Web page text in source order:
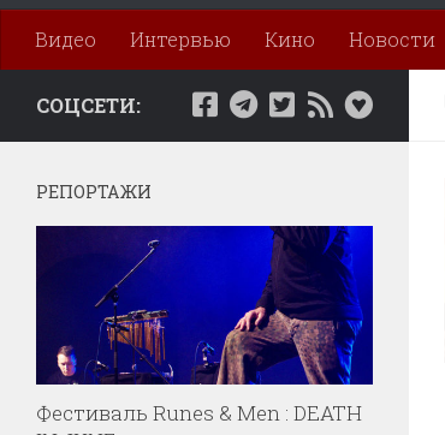
Видео Интервью Кино Новости
СОЦСЕТИ:
РЕПОРТАЖИ
Фестиваль Runes & Men : DEATH